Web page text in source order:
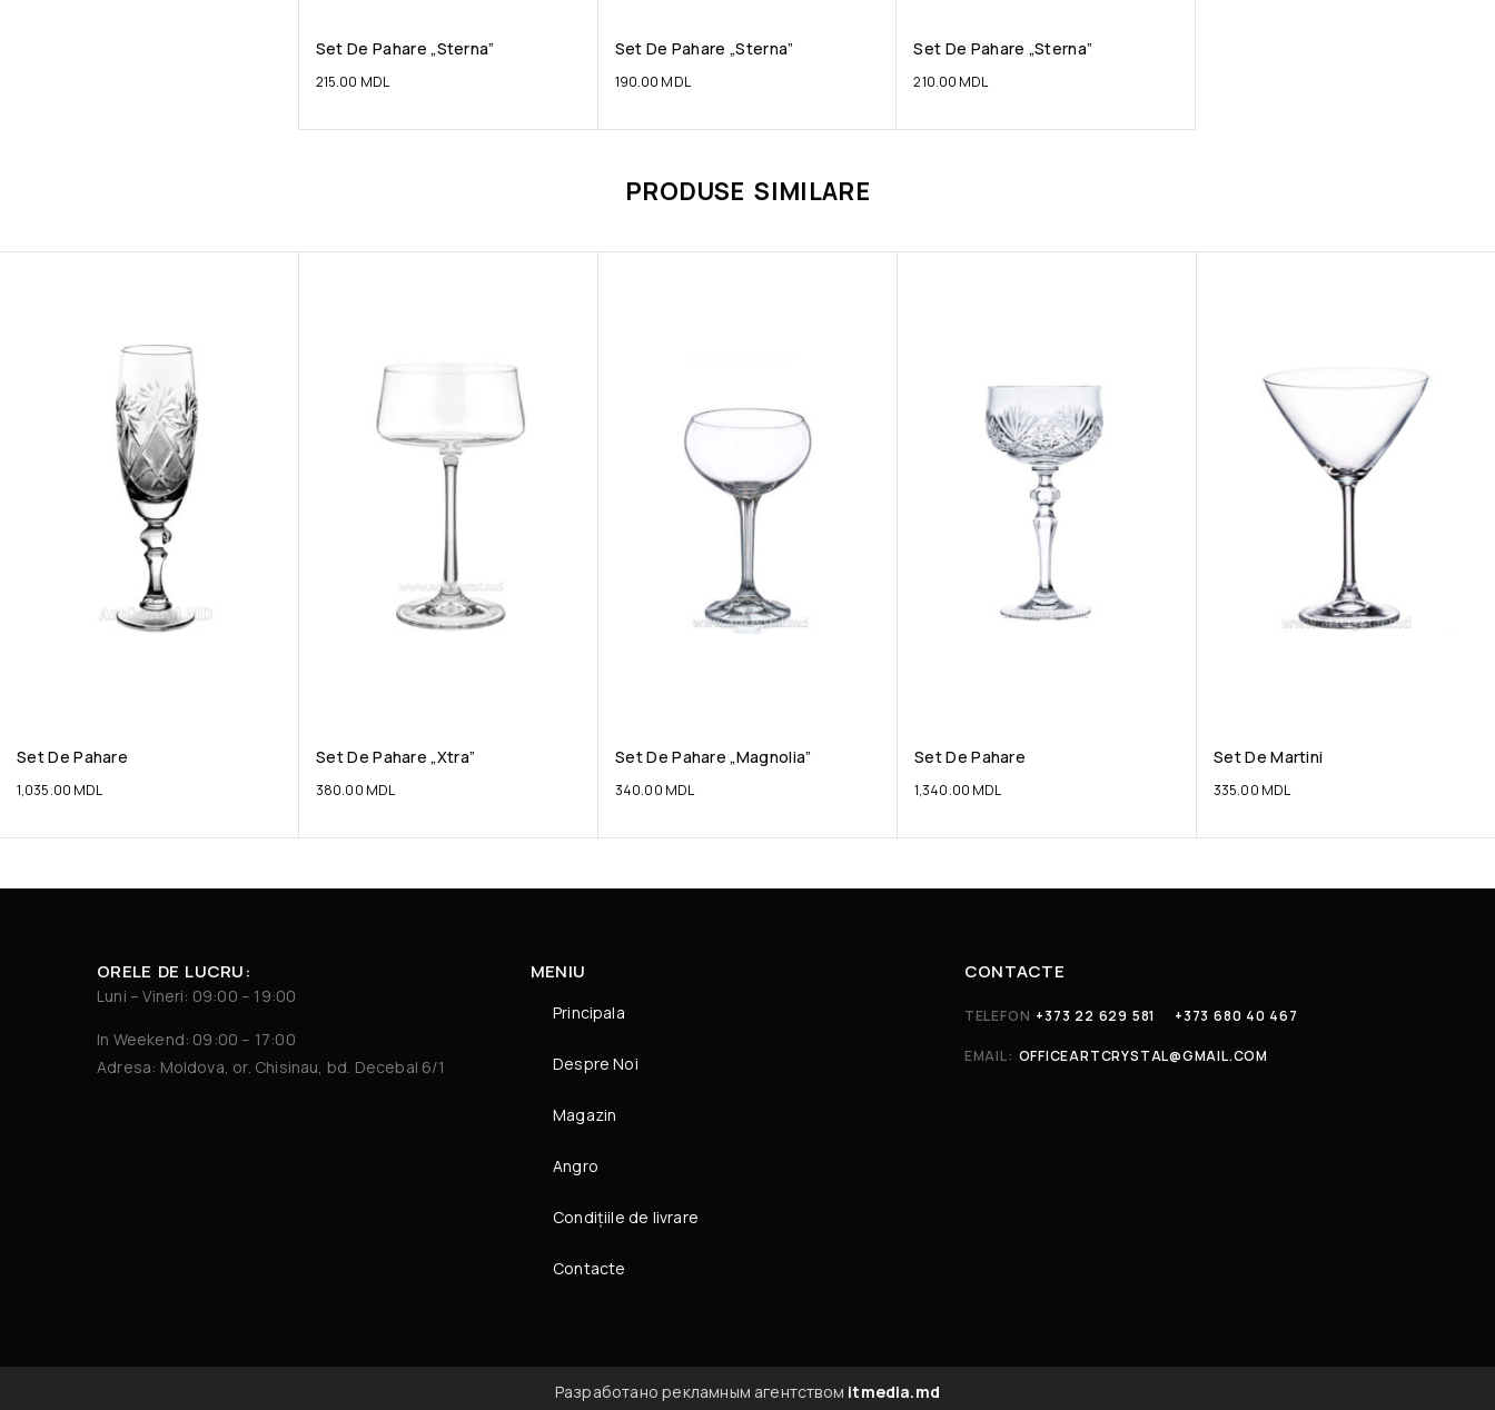
Set De Pahare „Sterna”
215.00 MDL
Set De Pahare „Sterna”
190.00 MDL
Set De Pahare „Sterna”
210.00 MDL
PRODUSE SIMILARE
Set De Pahare
1,035.00 MDL
Set De Pahare „Xtra”
380.00 MDL
Set De Pahare „Magnolia”
340.00 MDL
Set De Pahare
1,340.00 MDL
Set De Martini
335.00 MDL
ORELE DE LUCRU:
Luni – Vineri: 09:00 – 19:00
In Weekend: 09:00 – 17:00
Adresa: Moldova, or. Chisinau, bd. Decebal 6/1
MENIU
Principala
Despre Noi
Magazin
Angro
Condițiile de livrare
Contacte
CONTACTE
TELEFON +373 22 629 581 +373 680 40 467
EMAIL: OFFICEARTCRYSTAL@GMAIL.COM
Разработано рекламным агентством itmedia.md